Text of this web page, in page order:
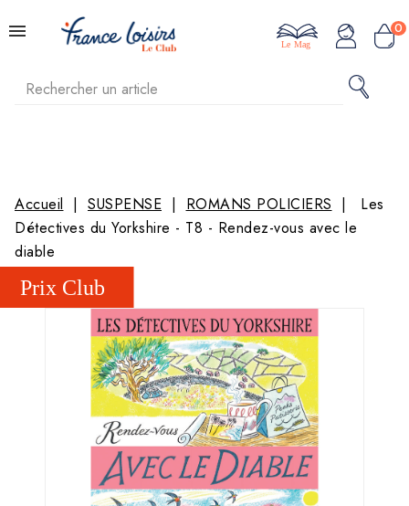
0
Le Mag
Accueil SUSPENSE ROMANS POLICIERS
Les
Détectives du Yorkshire - T8 - Rendez-vous avec le
diable